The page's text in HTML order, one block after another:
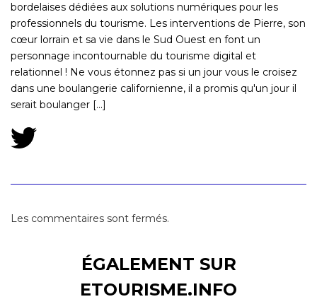
bordelaises dédiées aux solutions numériques pour les
professionnels du tourisme. Les interventions de Pierre, son
cœur lorrain et sa vie dans le Sud Ouest en font un
personnage incontournable du tourisme digital et
relationnel ! Ne vous étonnez pas si un jour vous le croisez
dans une boulangerie californienne, il a promis qu'un jour il
serait boulanger [...]
Les commentaires sont fermés.
ÉGALEMENT SUR
ETOURISME.INFO